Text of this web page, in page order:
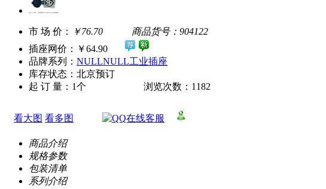
市 场 价： ￥76.70
商品货号：904122
插座网价：
￥64.90
品牌系列： NULLNULL工业插座
库存状态：北京预订
起 订 量：1个 浏览次数：1182
看大图 看多图
商品介绍
规格参数
包装清单
系列介绍